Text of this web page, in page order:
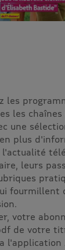
les
les chaînes
une
plus
leurs
fourmillent
votre
de votre
l'application